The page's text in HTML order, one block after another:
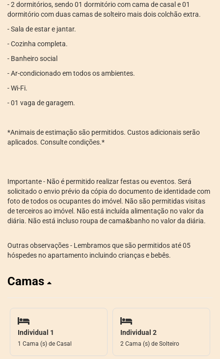
- 2 dormitórios, sendo 01 dormitório com cama de casal e 01
dormitório com duas camas de solteiro mais dois colchão extra.
- Sala de estar e jantar.
- Cozinha completa.
- Banheiro social
- Ar-condicionado em todos os ambientes.
- Wi-Fi.
- 01 vaga de garagem.
*Animais de estimação são permitidos. Custos adicionais serão
aplicados. Consulte condições.*
Importante - Não é permitido realizar festas ou eventos. Será
solicitado o envio prévio da cópia do documento de identidade com
foto de todos os ocupantes do imóvel. Não são permitidas visitas
de terceiros ao imóvel. Não está incluída alimentação no valor da
diária. Não está incluso roupa de cama&banho no valor da diária.
Outras observações - Lembramos que são permitidos até 05
hóspedes no apartamento incluindo crianças e bebês.
Camas
Individual 1
1 Cama (s) de Casal
Individual 2
2 Cama (s) de Solteiro